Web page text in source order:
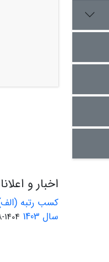
اخبار و
کسب رتبه
سال 1403
1404-08-01